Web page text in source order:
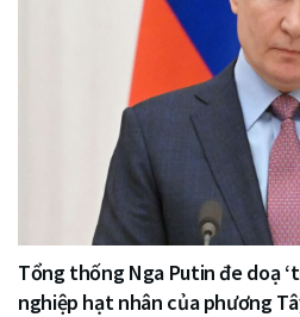
Tổng thống Nga Putin đe doạ
nghiệp hạt nhân của phương